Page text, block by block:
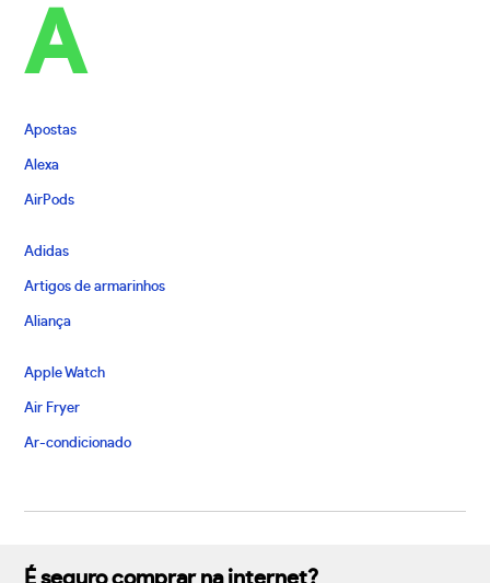
A
Apostas
Alexa
AirPods
Adidas
Artigos de armarinhos
Aliança
Apple Watch
Air Fryer
Ar-condicionado